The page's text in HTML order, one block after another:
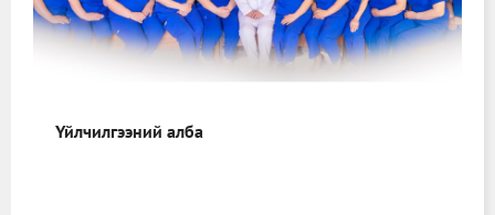
Үйлчилгээний алба